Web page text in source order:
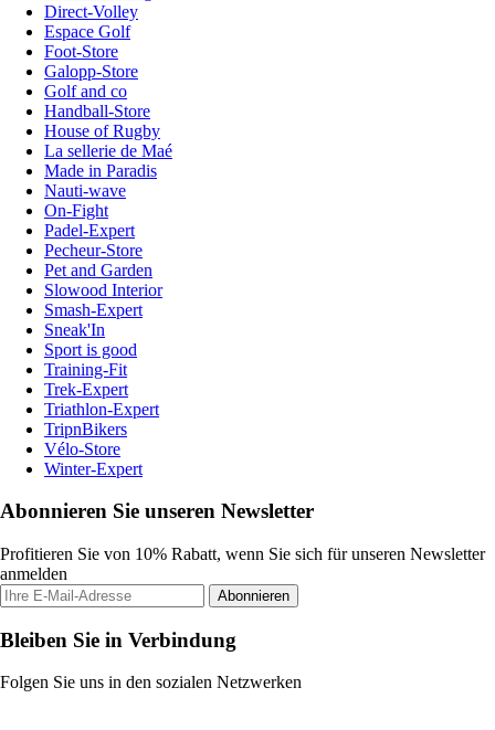
Direct-Volley
Espace Golf
Foot-Store
Galopp-Store
Golf and co
Handball-Store
House of Rugby
La sellerie de Maé
Made in Paradis
Nauti-wave
On-Fight
Padel-Expert
Pecheur-Store
Pet and Garden
Slowood Interior
Smash-Expert
Sneak'In
Sport is good
Training-Fit
Trek-Expert
Triathlon-Expert
TripnBikers
Vélo-Store
Winter-Expert
Abonnieren Sie unseren Newsletter
Profitieren Sie von 10% Rabatt, wenn Sie sich für unseren Newsletter
anmelden
Abonnieren
Bleiben Sie in Verbindung
Folgen Sie uns in den sozialen Netzwerken